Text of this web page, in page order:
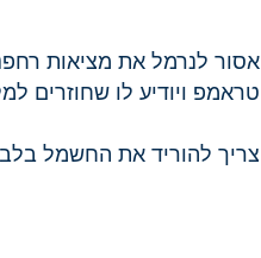
אסור לנרמל את מציאות
טראמפ ויודיע לו שחוזרים
צריך להוריד את החשמל